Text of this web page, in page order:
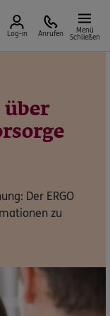
Log-in Anrufen
Menü
Schließen
über
Der ERGO
zu